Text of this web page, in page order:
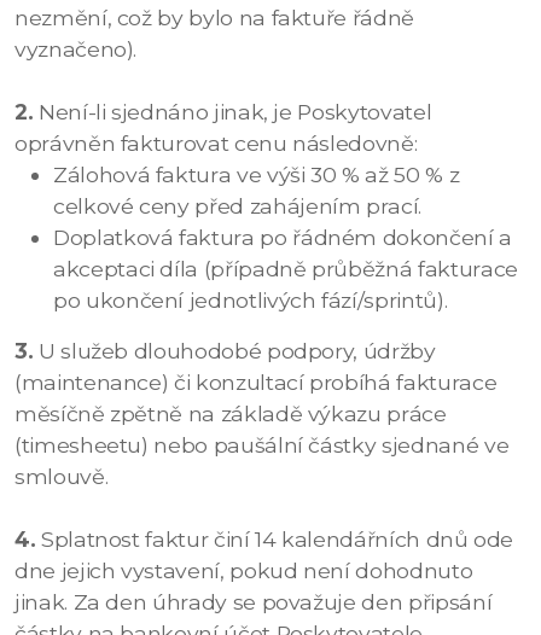
nezmění, což by bylo na faktuře řádně
vyznačeno).
2. Není-li sjednáno jinak, je Poskytovatel
oprávněn fakturovat cenu následovně:
Zálohová faktura ve výši 30 % až 50 % z
celkové ceny před zahájením prací.
Doplatková faktura po řádném dokončení a
akceptaci díla (případně průběžná fakturace
po ukončení jednotlivých fází/sprintů).
3. U služeb dlouhodobé podpory, údržby
(maintenance) či konzultací probíhá fakturace
měsíčně zpětně na základě výkazu práce
(timesheetu) nebo paušální částky sjednané ve
smlouvě.
4. Splatnost faktur činí 14 kalendářních dnů ode
dne jejich vystavení, pokud není dohodnuto
jinak. Za den úhrady se považuje den připsání